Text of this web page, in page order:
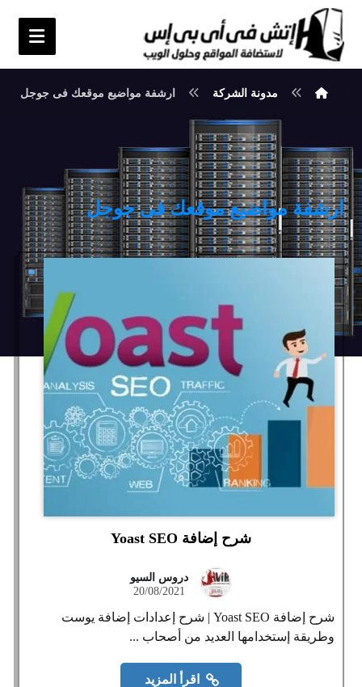
مدونة الشركة ارشفة مواضيع موقعك فى جوجل
ارشفة مواضيع موقعك فى جوجل
شرح إضافة Yoast SEO
دروس السيو
20/08/2021
شرح إضافة Yoast SEO | شرح إعدادات إضافة يوست
وطريقة إستخدامها العديد من أصحاب ...
اقرأ المزيد